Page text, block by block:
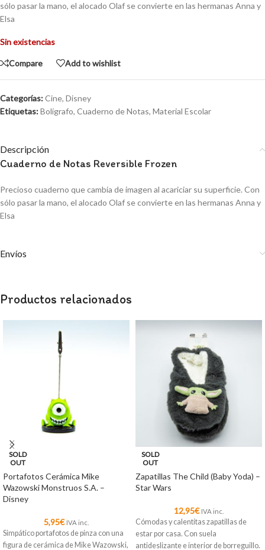
sólo pasar la mano, el alocado Olaf se convierte en las hermanas Anna y
Elsa
Sin existencias
Compare Add to wishlist
Categorías:Cine, Disney
Etiquetas:Bolígrafo, Cuaderno de Notas, Material Escolar
Descripción
Cuaderno de Notas Reversible Frozen
Precioso cuaderno que cambia de imagen al acariciar su superficie. Con
sólo pasar la mano, el alocado Olaf se convierte en las hermanas Anna y
Elsa
Envíos
Productos relacionados
SOLD
OUT
Portafotos Cerámica Mike
Wazowski Monstruos S.A. –
Disney
5,95€ IVA inc.
Simpático portafotos de pinza con una
figura de cerámica de Mike Wazowski,
SOLD
OUT
Zapatillas The Child (Baby Yoda) –
Star Wars
12,95€ IVA inc.
Cómodas y calentitas zapatillas de
estar por casa. Con suela
antideslizante e interior de borreguillo.